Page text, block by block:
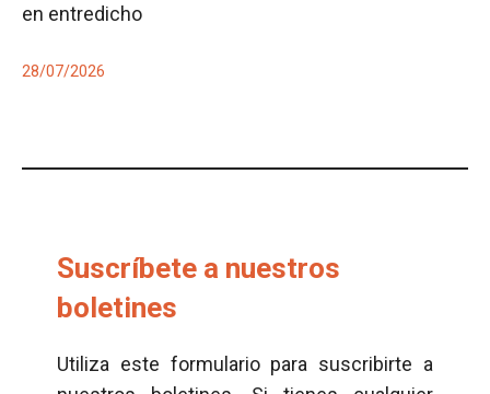
en entredicho
28/07/2026
Suscríbete a nuestros
boletines
Utiliza este formulario para suscribirte a